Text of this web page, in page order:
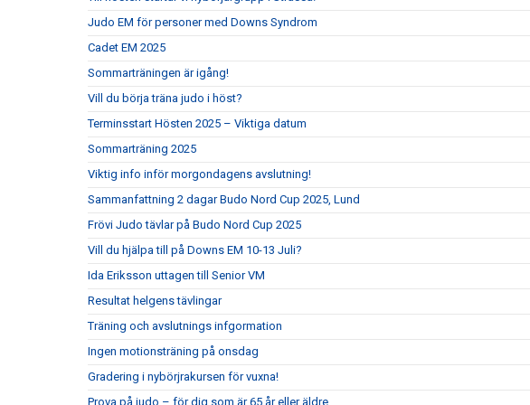
Judo EM för personer med Downs Syndrom
Cadet EM 2025
Sommarträningen är igång!
Vill du börja träna judo i höst?
Terminsstart Hösten 2025 – Viktiga datum
Sommarträning 2025
Viktig info inför morgondagens avslutning!
Sammanfattning 2 dagar Budo Nord Cup 2025, Lund
Frövi Judo tävlar på Budo Nord Cup 2025
Vill du hjälpa till på Downs EM 10-13 Juli?
Ida Eriksson uttagen till Senior VM
Resultat helgens tävlingar
Träning och avslutnings infgormation
Ingen motionsträning på onsdag
Gradering i nybörjrakursen för vuxna!
Prova på judo – för dig som är 65 år eller äldre